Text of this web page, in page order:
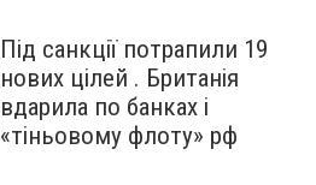
Під санкції потрапили 19
нових цілей . Британія
вдарила по банках і
«тіньовому флоту» рф